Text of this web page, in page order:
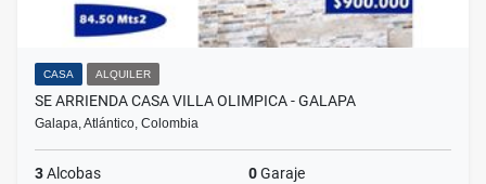
CASA ALQUILER
SE ARRIENDA CASA VILLA OLIMPICA - GALAPA
Galapa, Atlántico, Colombia
3Alcobas 0Garaje